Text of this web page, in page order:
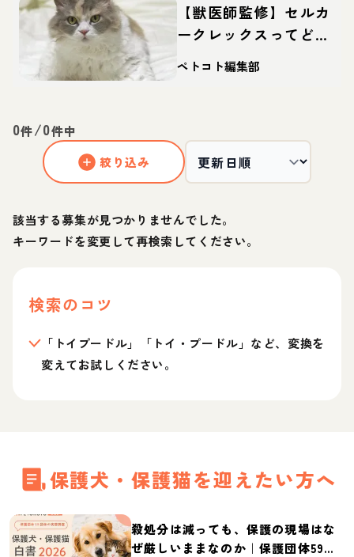
【獣医師監修】セルカ
ークレックスってどん
な猫？性格・体重・寿
命の特徴・迎え方
ペトコト編集部
0件/0件中
絞り込み
該当する募集が見つかりませんでした。
キーワードを変更して再検索してください。
検索のコツ
「トイプードル」「トイ・プードル」など、変換を
変えてお試しください。
保護犬・保護猫を迎えたい方へ
殺処分は減っても、保護の現場はな
ぜ厳しいままなのか｜保護団体59団